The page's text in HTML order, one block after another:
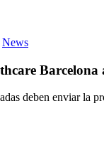
News
Barcelona
deben enviar la